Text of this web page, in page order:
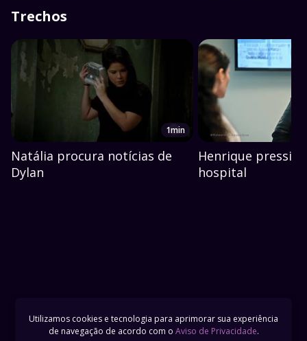
Trechos
1min
Natália procura notícias de
Dylan
Henrique
hospital
Utilizamos cookies e tecnologia para aprimorar sua experiência
de navegação de acordo com o Aviso de Privacidade.